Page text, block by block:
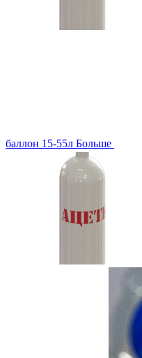
баллон 15-55л Больше